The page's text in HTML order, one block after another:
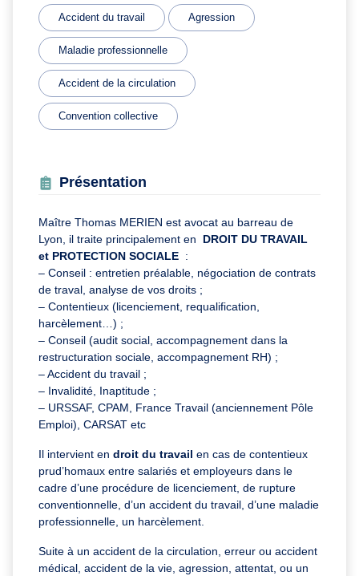
Accident du travail Agression
Maladie professionnelle
Accident de la circulation
Convention collective
Présentation
Maître Thomas MERIEN est avocat au barreau de
Lyon, il traite principalement en
DROIT DU TRAVAIL
et PROTECTION SOCIALE :
– Conseil : entretien préalable, négociation de contrats
de traval, analyse de vos droits ;
– Contentieux (licenciement, requalification,
harcèlement…) ;
– Conseil (audit social, accompagnement dans la
restructuration sociale, accompagnement RH) ;
– Accident du travail ;
– Invalidité, Inaptitude ;
– URSSAF, CPAM, France Travail (anciennement Pôle
Emploi), CARSAT etc
Il intervient en droit du travail en cas de contentieux
prud’homaux entre salariés et employeurs dans le
cadre d’une procédure de licenciement, de rupture
conventionnelle, d’un accident du travail, d’une maladie
professionnelle, un harcèlement.
Suite à un accident de la circulation, erreur ou accident
médical, accident de la vie, agression, attentat, ou un